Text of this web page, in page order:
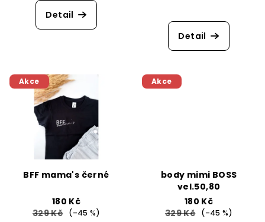
Detail
Detail
Akce
BFF mama's černé
180 Kč
329 Kč
(–45 %)
Akce
body mimi BOSS
vel.50,80
180 Kč
329 Kč
(–45 %)